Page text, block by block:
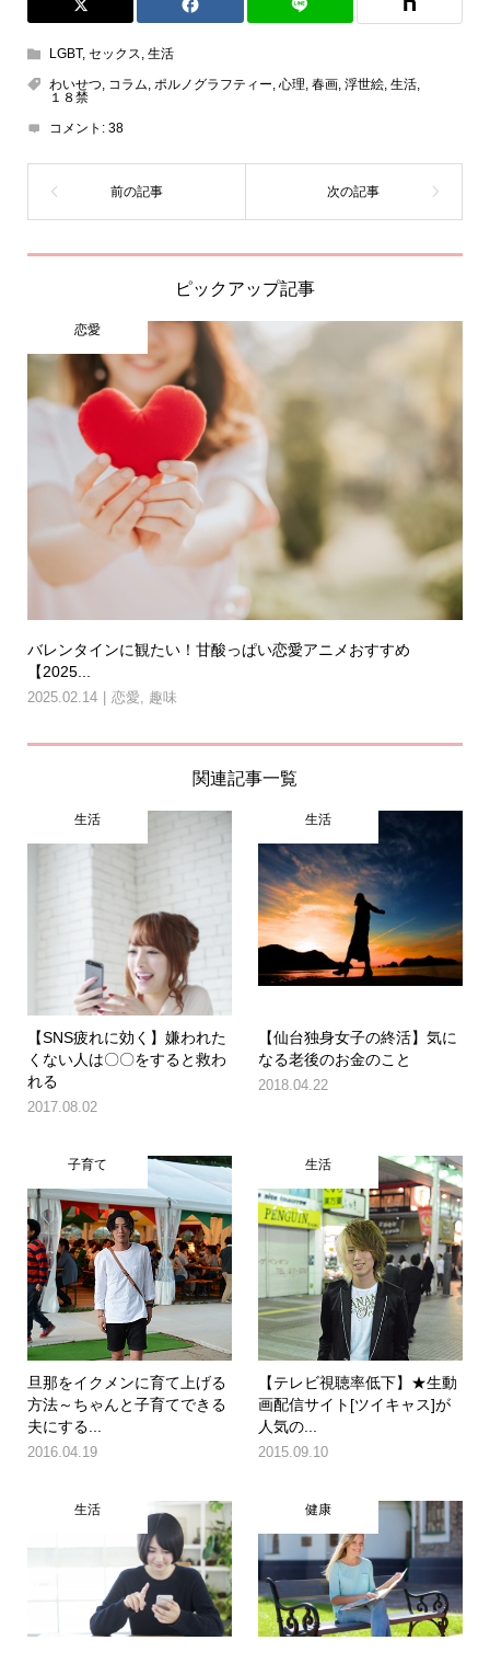
LGBT, セックス 生活
わいせつ
コラム ポルノグラフティー 心理 春画, 浮世絵, 生活,
１８禁
コメント: 38
ピックアップ記事
恋愛
バレンタインに観たい！甘酸っぱい恋愛アニメおすすめ
【2025...
2025.02.14 恋愛, 趣味
関連記事一覧
生活
【SNS疲れに効く】嫌われた
くない人は〇〇をすると救わ
れる
2017.08.02
生活
【仙台独身女子の終活】気に
なる老後のお金のこと
2018.04.22
子育て
旦那をイクメンに育て上げる
方法～ちゃんと子育てできる
夫にする...
2016.04.19
生活
【テレビ視聴率低下】★生動
画配信サイト[ツイキャス]が
人気の...
2015.09.10
生活 健康